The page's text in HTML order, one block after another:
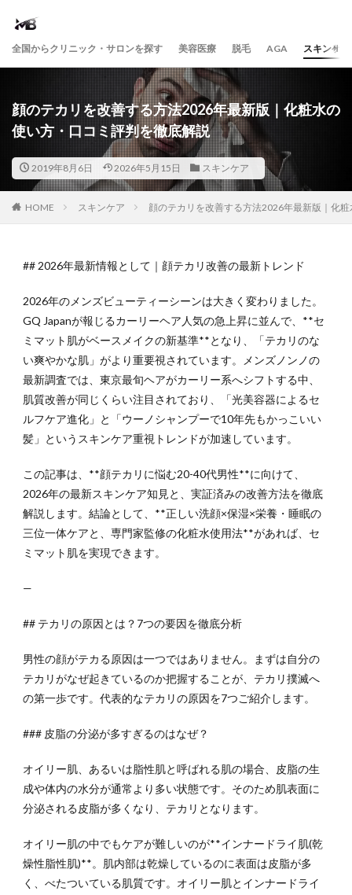
全国からクリニック・サロンを探す 美容医療 脱毛 AGA スキンケア
顔のテカリを改善する方法2026年最新版｜化粧水の
使い方・口コミ評判を徹底解説
2019年8月6日 2026年5月15日 スキンケア
HOME スキンケア 顔のテカリを改善する方法2026年最新版｜化
## 2026年最新情報として｜顔テカリ改善の最新トレンド
2026年のメンズビューティーシーンは大きく変わりました。
GQ Japanが報じるカーリーヘア人気の急上昇に並んで、**セ
ミマット肌がベースメイクの新基準**となり、「テカリのな
い爽やかな肌」がより重要視されています。メンズノンノの
最新調査では、東京最旬ヘアがカーリー系へシフトする中、
肌質改善が同じくらい注目されており、「光美容器によるセ
ルフケア進化」と「ウーノシャンプーで10年先もかっこいい
髪」というスキンケア重視トレンドが加速しています。
この記事は、**顔テカリに悩む20-40代男性**に向けて、
2026年の最新スキンケア知見と、実証済みの改善方法を徹底
解説します。結論として、**正しい洗顔×保湿×栄養・睡眠の
三位一体ケアと、専門家監修の化粧水使用法**があれば、セ
ミマット肌を実現できます。
—
## テカリの原因とは？7つの要因を徹底分析
男性の顔がテカる原因は一つではありません。まずは自分の
テカリがなぜ起きているのか把握することが、テカリ撲滅へ
の第一歩です。代表的なテカリの原因を7つご紹介します。
### 皮脂の分泌が多すぎるのはなぜ？
オイリー肌、あるいは脂性肌と呼ばれる肌の場合、皮脂の生
成や体内の水分が通常より多い状態です。そのため肌表面に
分泌される皮脂が多くなり、テカリとなります。
オイリー肌の中でもケアが難しいのが**インナードライ肌(乾
燥性脂性肌)**。肌内部は乾燥しているのに表面は皮脂が多
く、べたついている肌質です。オイリー肌とインナードライ